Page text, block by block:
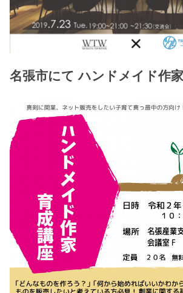
名張市にて ハンドメイド作